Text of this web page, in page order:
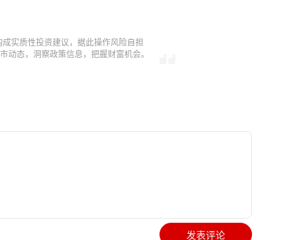
实质性投资建议，据此操作风险自担
态，洞察政策信息，把握财富机会。
发表评论